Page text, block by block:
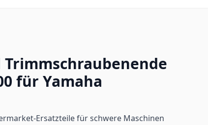
für Yamaha
Ersatzteile für schwere Maschinen